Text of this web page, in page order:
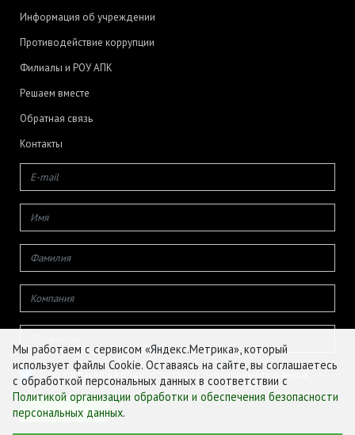
Информация об учреждении
Противодействие коррупции
Филиалы и РОУ АПК
Решаем вместе
Обратная связь
Контакты
Даю согласие на обработку своих персональных данных
Мы работаем с сервисом «Яндекс.Метрика», который
использует файлы Cookie. Оставаясь на сайте, вы соглашаетесь
с обработкой персональных данных в соответствии с
Политикой организации обработки и обеспечения безопасности
персональных данных.